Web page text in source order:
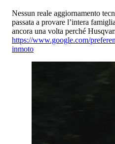
Nessun reale aggiornamento
passata a provare l’intera
ancora una volta perché
https://www.google.com/
inmoto